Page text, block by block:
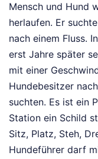
Mensch und Hund
herlaufen. Er
nach einem Fluss.
erst Jahre später
mit einer
Hundebesitzer
suchten. Es ist ein
Station ein Schild
Sitz, Platz, Steh,
Hundeführer darf